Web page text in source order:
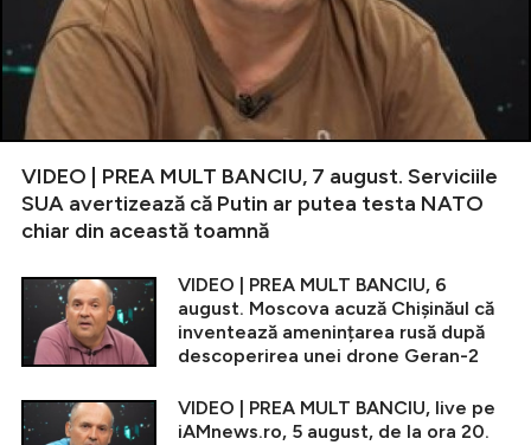
VIDEO | PREA MULT BANCIU, 7 august. Serviciile
SUA avertizează că Putin ar putea testa NATO
chiar din această toamnă
VIDEO | PREA MULT BANCIU, 6
august. Moscova acuză Chișinăul că
inventează amenințarea rusă după
descoperirea unei drone Geran-2
VIDEO | PREA MULT BANCIU, live pe
iAMnews.ro, 5 august, de la ora 20.